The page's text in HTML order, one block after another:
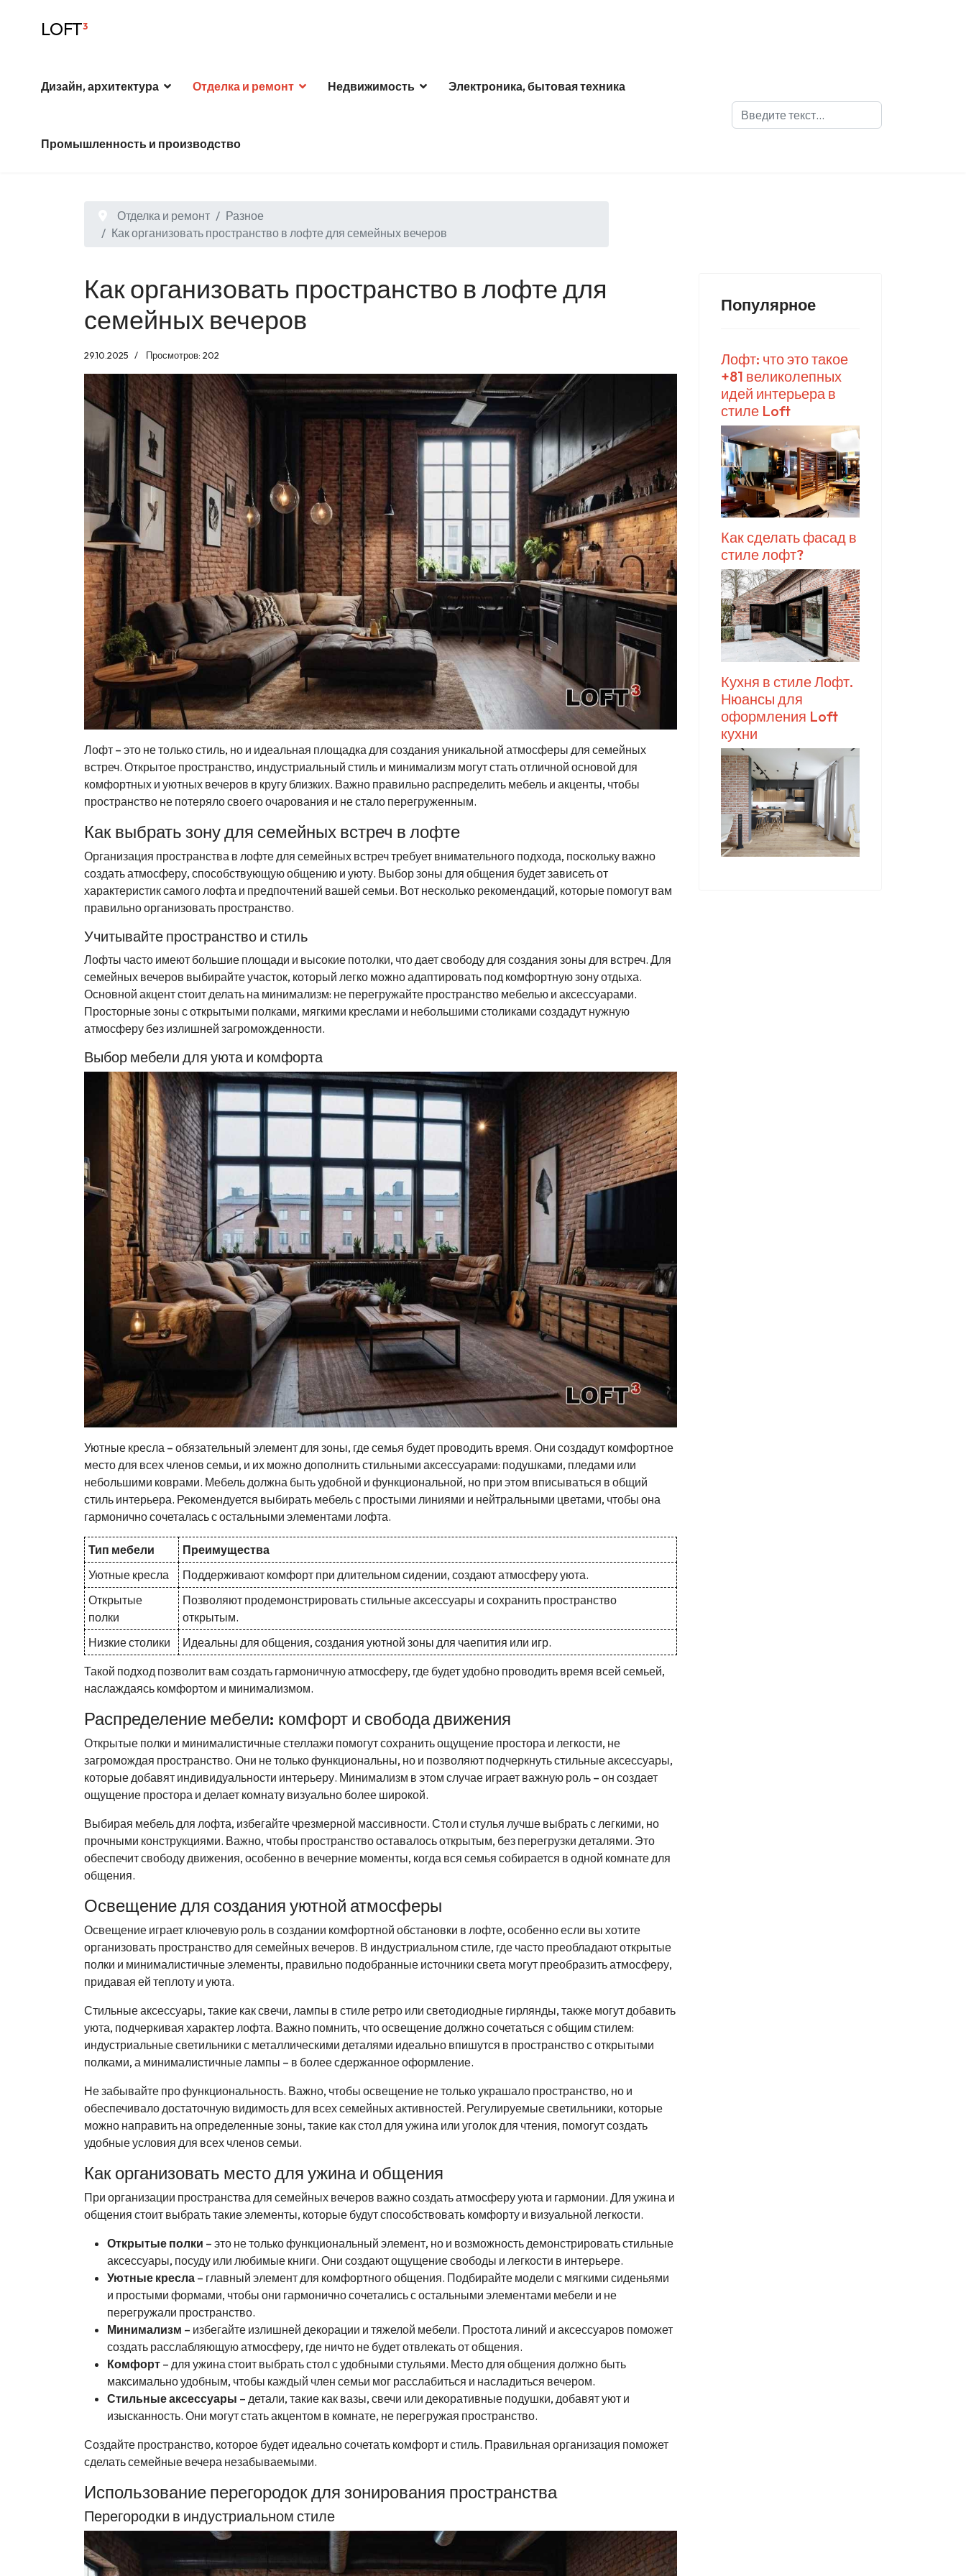
LOFT³
Дизайн, архитектура Отделка и ремонт Недвижимость Электроника, бытовая техника
Промышленность и производство
Поиск
Отделка и ремонт
Разное
Как организовать пространство в лофте для семейных вечеров
Как организовать пространство в лофте для
семейных вечеров
29.10.2025 Просмотров: 202
Лофт – это не только стиль, но и идеальная площадка для создания уникальной атмосферы для семейных
встреч. Открытое пространство, индустриальный стиль и минимализм могут стать отличной основой для
комфортных и уютных вечеров в кругу близких. Важно правильно распределить мебель и акценты, чтобы
пространство не потеряло своего очарования и не стало перегруженным.
Как выбрать зону для семейных встреч в лофте
Организация пространства в лофте для семейных встреч требует внимательного подхода, поскольку важно
создать атмосферу, способствующую общению и уюту. Выбор зоны для общения будет зависеть от
характеристик самого лофта и предпочтений вашей семьи. Вот несколько рекомендаций, которые помогут вам
правильно организовать пространство.
Учитывайте пространство и стиль
Лофты часто имеют большие площади и высокие потолки, что дает свободу для создания зоны для встреч. Для
семейных вечеров выбирайте участок, который легко можно адаптировать под комфортную зону отдыха.
Основной акцент стоит делать на минимализм: не перегружайте пространство мебелью и аксессуарами.
Просторные зоны с открытыми полками, мягкими креслами и небольшими столиками создадут нужную
атмосферу без излишней загроможденности.
Выбор мебели для уюта и комфорта
Уютные кресла – обязательный элемент для зоны, где семья будет проводить время. Они создадут комфортное
место для всех членов семьи, и их можно дополнить стильными аксессуарами: подушками, пледами или
небольшими коврами. Мебель должна быть удобной и функциональной, но при этом вписываться в общий
стиль интерьера. Рекомендуется выбирать мебель с простыми линиями и нейтральными цветами, чтобы она
гармонично сочеталась с остальными элементами лофта.
Тип мебели
Преимущества
Уютные кресла
Поддерживают комфорт при длительном сидении, создают атмосферу уюта.
Открытые
полки
Позволяют продемонстрировать стильные аксессуары и сохранить пространство
открытым.
Низкие столики
Идеальны для общения, создания уютной зоны для чаепития или игр.
Такой подход позволит вам создать гармоничную атмосферу, где будет удобно проводить время всей семьей,
наслаждаясь комфортом и минимализмом.
Распределение мебели: комфорт и свобода движения
Открытые полки и минималистичные стеллажи помогут сохранить ощущение простора и легкости, не
загромождая пространство. Они не только функциональны, но и позволяют подчеркнуть стильные аксессуары,
которые добавят индивидуальности интерьеру. Минимализм в этом случае играет важную роль – он создает
ощущение простора и делает комнату визуально более широкой.
Выбирая мебель для лофта, избегайте чрезмерной массивности. Стол и стулья лучше выбрать с легкими, но
прочными конструкциями. Важно, чтобы пространство оставалось открытым, без перегрузки деталями. Это
обеспечит свободу движения, особенно в вечерние моменты, когда вся семья собирается в одной комнате для
общения.
Освещение для создания уютной атмосферы
Освещение играет ключевую роль в создании комфортной обстановки в лофте, особенно если вы хотите
организовать пространство для семейных вечеров. В индустриальном стиле, где часто преобладают открытые
полки и минималистичные элементы, правильно подобранные источники света могут преобразить атмосферу,
придавая ей теплоту и уюта.
Стильные аксессуары, такие как свечи, лампы в стиле ретро или светодиодные гирлянды, также могут добавить
уюта, подчеркивая характер лофта. Важно помнить, что освещение должно сочетаться с общим стилем:
индустриальные светильники с металлическими деталями идеально впишутся в пространство с открытыми
полками, а минималистичные лампы – в более сдержанное оформление.
Не забывайте про функциональность. Важно, чтобы освещение не только украшало пространство, но и
обеспечивало достаточную видимость для всех семейных активностей. Регулируемые светильники, которые
можно направить на определенные зоны, такие как стол для ужина или уголок для чтения, помогут создать
удобные условия для всех членов семьи.
Как организовать место для ужина и общения
При организации пространства для семейных вечеров важно создать атмосферу уюта и гармонии. Для ужина и
общения стоит выбрать такие элементы, которые будут способствовать комфорту и визуальной легкости.
Открытые полки – это не только функциональный элемент, но и возможность демонстрировать стильные
аксессуары, посуду или любимые книги. Они создают ощущение свободы и легкости в интерьере.
Уютные кресла – главный элемент для комфортного общения. Подбирайте модели с мягкими сиденьями
и простыми формами, чтобы они гармонично сочетались с остальными элементами мебели и не
перегружали пространство.
Минимализм – избегайте излишней декорации и тяжелой мебели. Простота линий и аксессуаров поможет
создать расслабляющую атмосферу, где ничто не будет отвлекать от общения.
Комфорт – для ужина стоит выбрать стол с удобными стульями. Место для общения должно быть
максимально удобным, чтобы каждый член семьи мог расслабиться и насладиться вечером.
Стильные аксессуары – детали, такие как вазы, свечи или декоративные подушки, добавят уют и
изысканность. Они могут стать акцентом в комнате, не перегружая пространство.
Создайте пространство, которое будет идеально сочетать комфорт и стиль. Правильная организация поможет
сделать семейные вечера незабываемыми.
Использование перегородок для зонирования пространства
Перегородки в индустриальном стиле
Популярное
Лофт: что это такое
+81 великолепных
идей интерьера в
стиле Loft
Как сделать фасад в
стиле лофт?
Кухня в стиле Лофт.
Нюансы для
оформления Loft
кухни